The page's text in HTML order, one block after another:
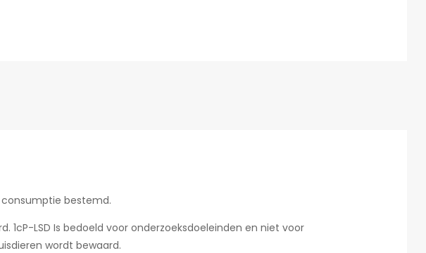
bestemd.
1cP-LSD Is bedoeld voor onderzoeksdoeleinden en niet voor
wordt bewaard.